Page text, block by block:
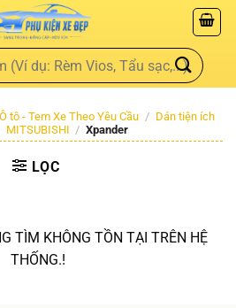
tô - Tem Xe Theo Yêu Cầu / Dán tiện ích
MITSUBISHI / Xpander
LỌC
TÌM KHÔNG TỒN TẠI TRÊN HỆ
THỐNG.!